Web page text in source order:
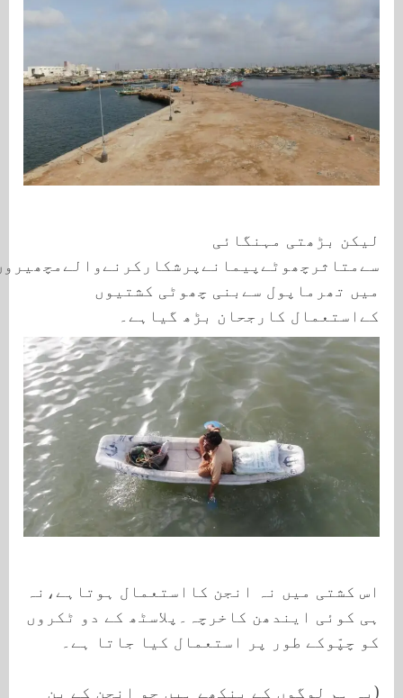
لیکن بڑھتی مہنگائی
سےمتاثرچھوٹےپیمانےپرشکارکرنےوالےمچھیروں
میں تھرماپول سےبنی چھوٹی کشتیوں
کےاستعمال کارجحان بڑھ گیاہے۔
اس کشتی میں نہ انجن کااستعمال ہوتاہے،نہ
ہی کوئی ایندھن کاخرچہ۔پلاسٹھ کے دو ٹکروں
کو چپّوکے طور پر استعمال کیا جاتا ہے۔
(یہ ہم لوگوں کے پنکھے ہیں جو انجن کے پن